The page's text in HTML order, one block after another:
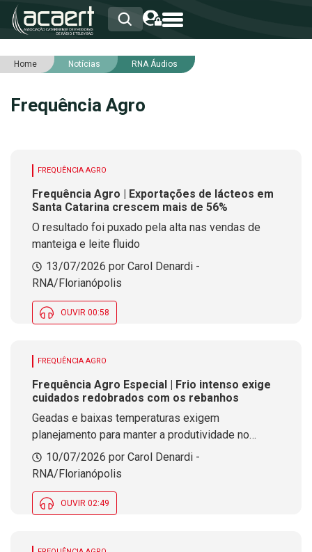
HOME
ASSOCIADOS
SERVIÇOS
Home Notícias RNA Áudios
Frequência Agro
FREQUÊNCIA AGRO
Frequência Agro | Exportações de lácteos em
Santa Catarina crescem mais de 56%
O resultado foi puxado pela alta nas vendas de
manteiga e leite fluido
13/07/2026 por Carol Denardi -
RNA/Florianópolis
OUVIR 00:58
FREQUÊNCIA AGRO
Frequência Agro Especial | Frio intenso exige
cuidados redobrados com os rebanhos
Geadas e baixas temperaturas exigem
planejamento para manter a produtividade no
campo
10/07/2026 por Carol Denardi -
RNA/Florianópolis
OUVIR 02:49